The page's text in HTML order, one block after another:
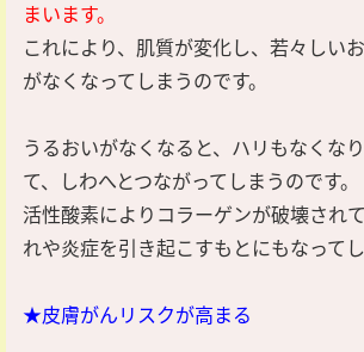
まいます。
これにより、肌質が変化し、若々しい
がなくなってしまうのです。
うるおいがなくなると、ハリもなくな
て、しわへとつながってしまうのです。
活性酸素によりコラーゲンが破壊され
れや炎症を引き起こすもとにもなってし
★皮膚がんリスクが高まる